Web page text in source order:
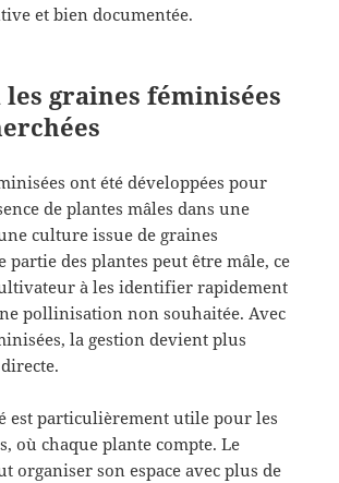
et bien documentée.
graines féminisées
ont été développées pour
de plantes mâles dans une
culture issue de graines
partie des plantes peut être mâle, ce
à les identifier rapidement
pollinisation non souhaitée. Avec
la gestion devient plus
est particulièrement utile pour les
où chaque plante compte. Le
organiser son espace avec plus de